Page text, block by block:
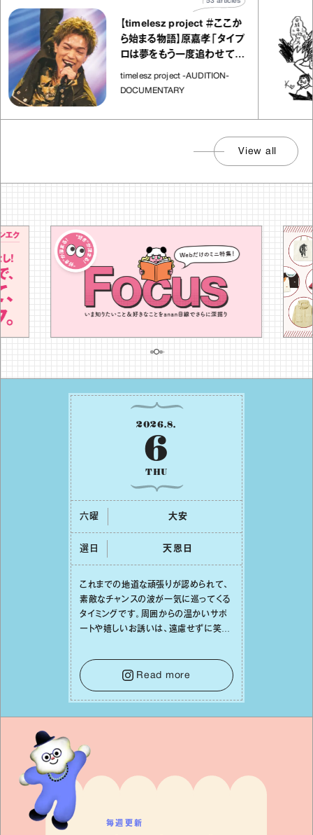
【timelesz project ＃ここか
ら始まる物語】原嘉孝「タイプ
ロは夢をもう一度追わせてく
れた場所」
timelesz project -AUDITION-
DOCUMENTARY
View all
2026.8.
6
THU
六曜 ⼤安
選日 天恩⽇
これまでの地道な頑張りが認められて、
素敵なチャンスの波が⼀気に巡ってくる
タイミングです。周囲からの温かいサポ
ートや嬉しいお誘いは、遠慮せずに笑顔
せになっていくイメージを持って⼀歩を
踏み出して。⼀⼈⼀⼈の良いところが混
ざり合い、ハッピーな未来が形作られて
いきます。
Read more
毎週更新